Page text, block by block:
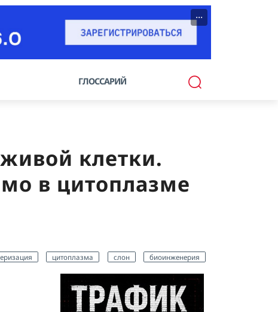
···
ГЛОССАРИЙ
клетки.
в цитоплазме
цитоплазма слон биоинженерия